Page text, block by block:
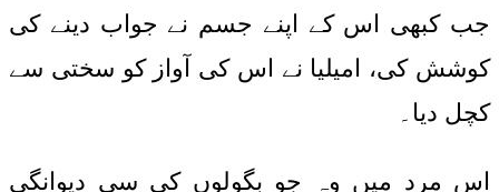
جب کبھی اس کے اپنے جسم نے جواب دینے کی
کوشش کی، امیلیا نے اس کی آواز کو سختی سے
کچل دیا۔
اس مرد میں وہ جو بگولوں کی سی دیوانگی